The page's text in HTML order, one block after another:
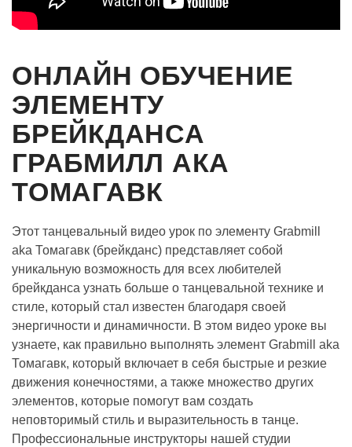
ОНЛАЙН ОБУЧЕНИЕ
ЭЛЕМЕНТУ
БРЕЙКДАНСА
ГРАБМИЛЛ АКА
ТОМАГАВК
Этот танцевальный видео урок по элементу Grabmill
aka Томагавк (брейкданс) представляет собой
уникальную возможность для всех любителей
брейкданса узнать больше о танцевальной технике и
стиле, который стал известен благодаря своей
энергичности и динамичности. В этом видео уроке вы
узнаете, как правильно выполнять элемент Grabmill aka
Томагавк, который включает в себя быстрые и резкие
движения конечностями, а также множество других
элементов, которые помогут вам создать
неповторимый стиль и выразительность в танце.
Профессиональные инструкторы нашей студии